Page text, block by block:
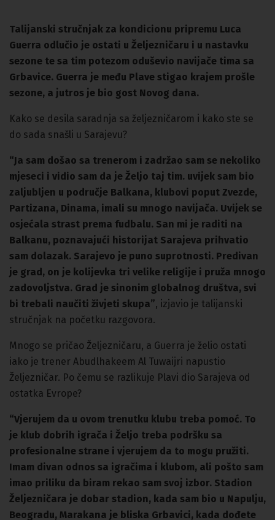
Talijanski stručnjak za kondicionu pripremu Luca
Guerra odlučio je ostati u Željezničaru i u nastavku
sezone te sa tim potezom oduševio navijače tima sa
Grbavice. Guerra je među Plave stigao krajem prošle
sezone, a jutros je bio gost Novog dana.
Kako se desila saradnja sa željezničarom i kako ste se
do sada snašli u Sarajevu?
“Ja sam došao sa trenerom i zadržao sam se nekoliko
mjeseci i vidio sam da je Željo taj tim. uvijek sam bio
zaljubljen u područje Balkana, klubovi poput Zvezde,
Partizana, Dinama, imali su mnogo navijača. Uvijek se
osjećala strast prema fudbalu. San mi je raditi na
Balkanu, poznavajući historijat Sarajeva prihvatio
sam dolazak. Sarajevo je puno suprotnosti. Predivan
je grad, on je kolijevka tri velike religije i pruža mnogo
zadovoljstva. Grad je sinonim globalnog društva, svi
bi trebali naučiti živjeti skupa”, izjavio je talijanski
stručnjak na početku razgovora.
Mnogo se pričao Željezničaru, a Guerra je želio ostati
iako je trener Abudlhakeem Al Tuwaijri napustio
Željezničar. Po čemu se razlikuje Plavi dio Sarajeva od
ostatka Evrope?
“Vjerujem da u ovom trenutku klubu treba pomoć. To
je klub dobrih igrača i Željo treba podršku sa
profesionalne strane i vjerujem da to mogu pružiti.
Imam divan odnos sa igračima i klubom, ali pošto sam
imao priliku da biram rekao sam svoj izbor. Stadion
Željezničara je dobar stadion, kada sam bio u Napulju,
Beogradu, Marakana je bliska Grbavici, kada dođete